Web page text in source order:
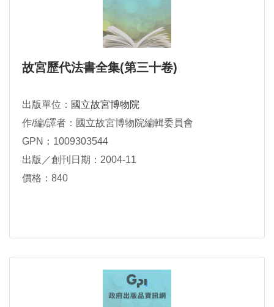
故宮歷代法書全集(第三十卷)
出版單位： 國立故宮博物院
作/編/譯者：國立故宮博物院編輯委員會
GPN：1009303544
出版／創刊日期：2004-11
價格：840